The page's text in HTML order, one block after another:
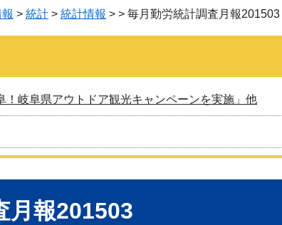
る
る
> 統計 > 統計情報 > > 毎月勤労統計調査月報201503
！岐阜県アウトドア観光キャンペーンを実施」他
月報201503